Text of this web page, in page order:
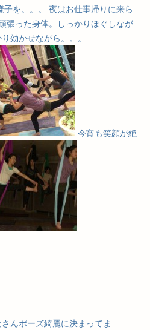
を。。。 夜はお仕事帰りに来ら
張った身体。しっかりほぐしなが
効かせながら。。。
今宵も笑顔が絶
んポーズ綺麗に決まってま